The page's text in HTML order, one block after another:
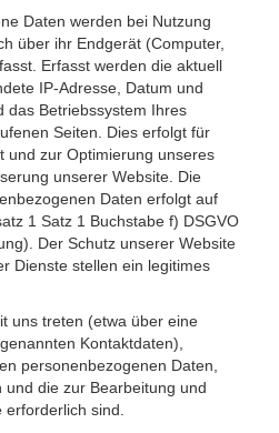
Daten werden bei Nutzung
über ihr Endgerät (Computer,
Erfasst werden die aktuell
IP-Adresse, Datum und
das Betriebssystem Ihres
Seiten. Dies erfolgt für
und zur Optimierung unseres
unserer Website. Die
Daten erfolgt auf
1 Satz 1 Buchstabe f) DSGVO
Der Schutz unserer Website
Dienste stellen ein legitimes
uns treten (etwa über eine
Kontaktdaten),
personenbezogenen Daten,
die zur Bearbeitung und
sind.